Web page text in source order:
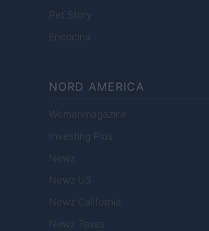
Pet Story
Encocina
NORD AMERICA
Womanmagazine
Investing Plus
Newz
Newz US
Newz California
Newz Texas